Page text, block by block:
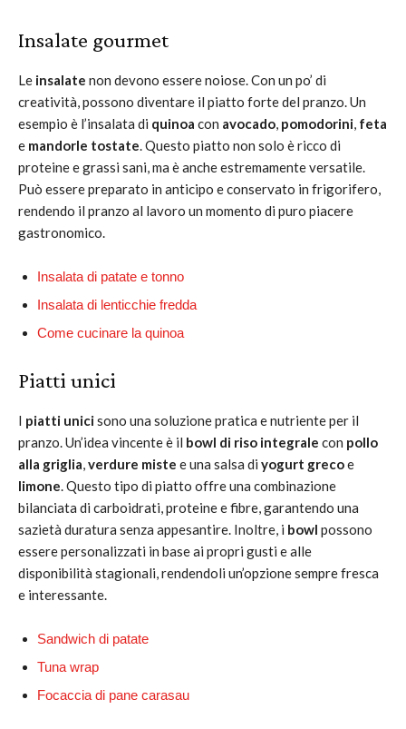
Insalate gourmet
Le insalate non devono essere noiose. Con un po’ di
creatività, possono diventare il piatto forte del pranzo. Un
esempio è l’insalata di quinoa con avocado, pomodorini, feta
e mandorle tostate. Questo piatto non solo è ricco di
proteine e grassi sani, ma è anche estremamente versatile.
Può essere preparato in anticipo e conservato in frigorifero,
rendendo il pranzo al lavoro un momento di puro piacere
gastronomico.
Insalata di patate e tonno
Insalata di lenticchie fredda
Come cucinare la quinoa
Piatti unici
I piatti unicisono una soluzione pratica e nutriente per il
pranzo. Un’idea vincente è il bowl di riso integrale con pollo
alla griglia,verdure miste e una salsa di yogurt grecoe
limone. Questo tipo di piatto offre una combinazione
bilanciata di carboidrati, proteine e fibre, garantendo una
sazietà duratura senza appesantire. Inoltre, i bowl possono
essere personalizzati in base ai propri gusti e alle
disponibilità stagionali, rendendoli un’opzione sempre fresca
e interessante.
Sandwich di patate
Tuna wrap
Focaccia di pane carasau